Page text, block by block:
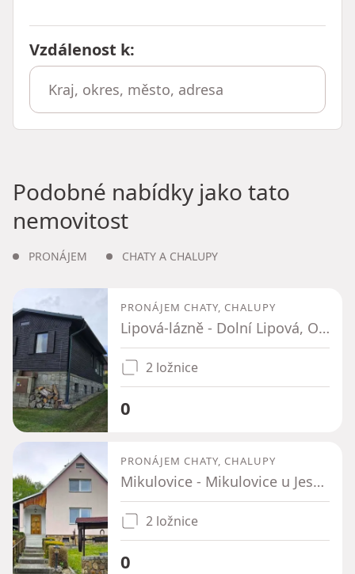
Vzdálenost k:
Podobné nabídky jako tato
nemovitost
PRONÁJEM CHATY A CHALUPY
PRONÁJEM CHATY, CHALUPY
Lipová-lázně - Dolní Lipová, Olomoucký kraj
2 ložnice
0
PRONÁJEM CHATY, CHALUPY
Mikulovice - Mikulovice u Jeseníka, Olomoucký kraj
2 ložnice
0